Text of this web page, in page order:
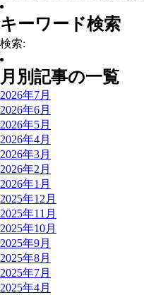
キーワード検索
検索:
月別記事の一覧
2026年7月
2026年6月
2026年5月
2026年4月
2026年3月
2026年2月
2026年1月
2025年12月
2025年11月
2025年10月
2025年9月
2025年8月
2025年7月
2025年4月